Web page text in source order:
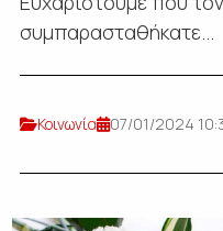
συμπαρασταθήκατε...
Κοινωνία 07/01/2024